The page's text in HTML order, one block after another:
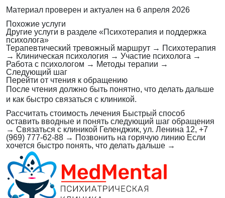
Материал проверен и актуален на 6 апреля 2026
Похожие услуги
Другие услуги в разделе «Психотерапия и поддержка
психолога»
Терапевтический тревожный маршрут → Психотерапия
→ Клиническая психология → Участие психолога →
Работа с психологом → Методы терапии →
Следующий шаг
Перейти от чтения к обращению
После чтения должно быть понятно, что делать дальше
и как быстро связаться с клиникой.
Рассчитать стоимость лечения Быстрый способ
оставить вводные и понять следующий шаг обращения
→ Связаться с клиникой Геленджик, ул. Ленина 12, +7
(969) 777-62-88 → Позвонить на горячую линию Если
хочется быстро понять, что делать дальше →